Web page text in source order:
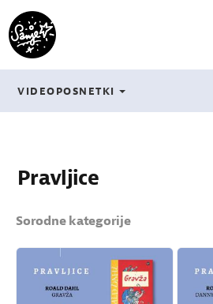
VIDEOPOSNETKI
Pravljice
Sorodne kategorije